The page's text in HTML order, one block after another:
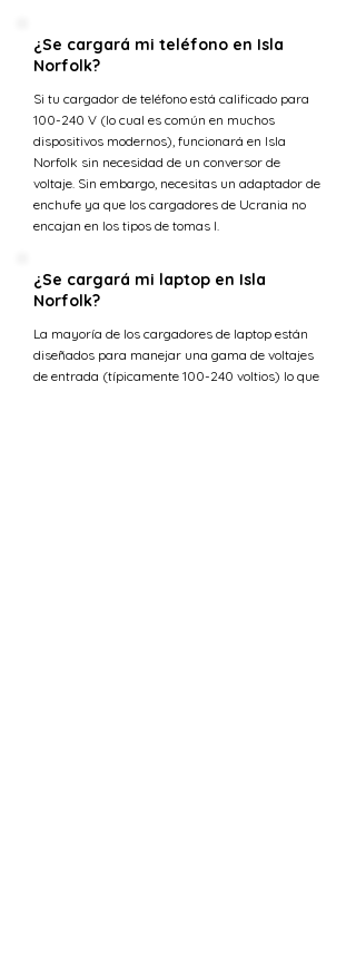
¿Se cargará mi teléfono en Isla
Norfolk?
Si tu cargador de teléfono está calificado para
100-240 V (lo cual es común en muchos
dispositivos modernos), funcionará en Isla
Norfolk sin necesidad de un conversor de
voltaje. Sin embargo, necesitas un adaptador de
enchufe ya que los cargadores de Ucrania no
encajan en los tipos de tomas I.
¿Se cargará mi laptop en Isla
Norfolk?
La mayoría de los cargadores de laptop están
diseñados para manejar una gama de voltajes
de entrada (típicamente 100-240 voltios) lo que